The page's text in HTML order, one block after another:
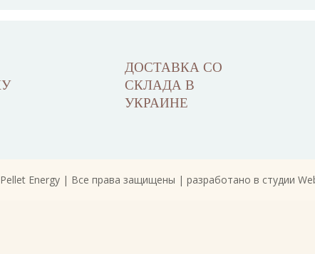
ДОСТАВКА СО
СКЛАДА В
УКРАИНЕ
Energy | Все права защищены | разработано в студии